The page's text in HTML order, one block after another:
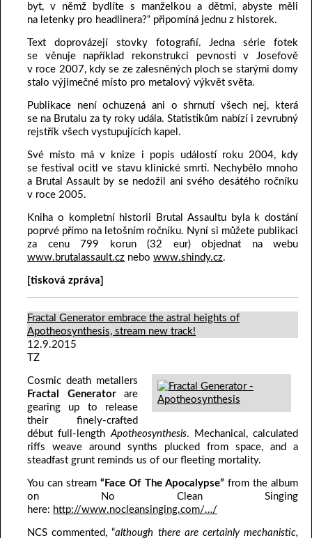
byt, v němž bydlíte s manželkou a dětmi, abyste měli
na letenky pro headlinera?“ připomíná jednu z historek.
Text doprovázejí stovky fotografií. Jedna série fotek
se věnuje například rekonstrukci pevnosti v Josefově
v roce 2007, kdy se ze zalesněných ploch se starými domy
stalo výjimečné místo pro metalový výkvět světa.
Publikace není ochuzená ani o shrnutí všech nej, která
se na Brutalu za ty roky udála. Statistikům nabízí i zevrubný
rejstřík všech vystupujících kapel.
Své místo má v knize i popis událostí roku 2004, kdy
se festival ocitl ve stavu klinické smrti. Nechybělo mnoho
a Brutal Assault by se nedožil ani svého desátého ročníku
v roce 2005.
Kniha o kompletní historii Brutal Assaultu byla k dostání
poprvé přímo na letošním ročníku. Nyní si můžete publikaci
za cenu 799 korun (32 eur) objednat na webu
www.brutalassault.cz nebo www.shindy.cz.
[tisková zpráva]
Fractal Generator embrace the astral heights of
Apotheosynthesis, stream new track!
12.9.2015
TZ
Cosmic death metallers
Fractal Generatorare
gearing up to release
their finely-crafted
début full-length Apotheosynthesis. Mechanical, calculated
riffs weave around synths plucked from space, and a
steadfast grunt reminds us of our fleeting mortality.
You can stream“Face Of The Apocalypse”from the album
on No Clean Singing
here: http://www.nocleansinging.com/…/
NCS commented, “although there are certainly mechanistic,